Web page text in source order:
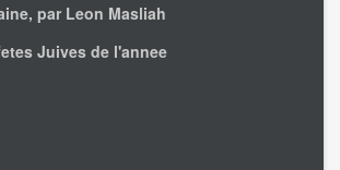
par Leon Masliah
Juives de l'annee